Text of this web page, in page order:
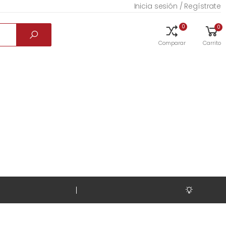
Inicia sesión / Regístrate
0
Comparar
0
Carrito